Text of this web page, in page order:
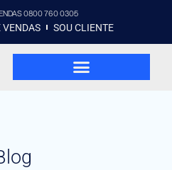
0800 760 0305
VENDAS SOU CLIENTE